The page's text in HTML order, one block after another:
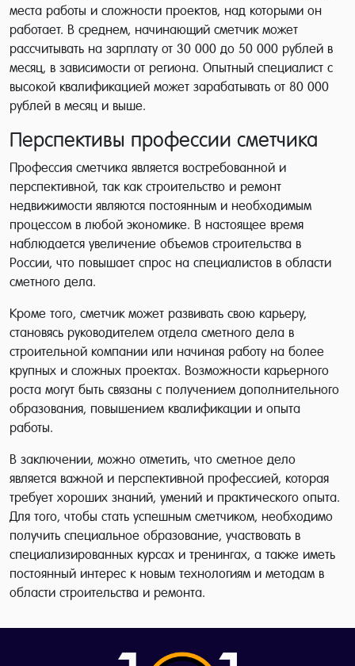
места работы и сложности проектов, над которыми он
работает. В среднем, начинающий сметчик может
рассчитывать на зарплату от 30 000 до 50 000 рублей в
месяц, в зависимости от региона. Опытный специалист с
высокой квалификацией может зарабатывать от 80 000
рублей в месяц и выше.
Перспективы профессии сметчика
Профессия сметчика является востребованной и
перспективной, так как строительство и ремонт
недвижимости являются постоянным и необходимым
процессом в любой экономике. В настоящее время
наблюдается увеличение объемов строительства в
России, что повышает спрос на специалистов в области
сметного дела.
Кроме того, сметчик может развивать свою карьеру,
становясь руководителем отдела сметного дела в
строительной компании или начиная работу на более
крупных и сложных проектах. Возможности карьерного
роста могут быть связаны с получением дополнительного
образования, повышением квалификации и опыта
работы.
В заключении, можно отметить, что сметное дело
является важной и перспективной профессией, которая
требует хороших знаний, умений и практического опыта.
Для того, чтобы стать успешным сметчиком, необходимо
получить специальное образование, участвовать в
специализированных курсах и тренингах, а также иметь
постоянный интерес к новым технологиям и методам в
области строительства и ремонта.